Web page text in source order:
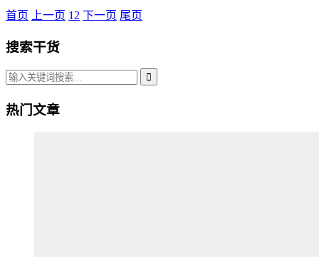
首页 上一页 1 2 下一页 尾页
搜索干货
热门文章